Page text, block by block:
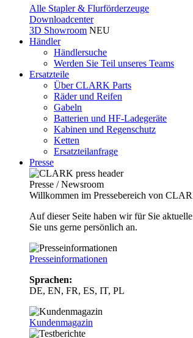
Alle Stapler & Flurförderzeuge
Downloadcenter
3D Showroom NEU
Händler
Händlersuche
Werden Sie Teil unseres Teams
Ersatzteile
Über CLARK Parts
Räder und Reifen
Gabeln
Batterien und HF-Ladegeräte
Kabinen und Regenschutz
Ketten
Ersatzteilanfrage
Presse
Presse / Newsroom
Willkommen im Pressebereich von
Auf dieser Seite haben wir für Sie
Sie uns gerne persönlich an.
Presseinformationen
Sprachen:
DE, EN, FR, ES, IT, PL
Kundenmagazin